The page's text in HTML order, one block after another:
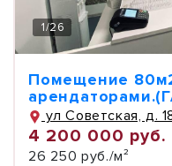
1/26
Помещение
ул Советская, д.
4 200 000 руб.
26 250 руб./м²